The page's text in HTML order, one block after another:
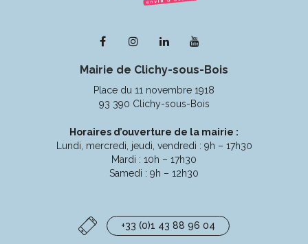
Lien
le
compte
Facebook
Lien
le
compte
Instagram
Lien
le
compte
Linkedin
la
chaîne
Youtube
Mairie de Clichy-sous-Bois
Place du 11 novembre 1918
93 390 Clichy-sous-Bois
Horaires d’ouverture de la mairie :
Lundi, mercredi, jeudi, vendredi : 9h – 17h30
Mardi : 10h – 17h30
Samedi : 9h – 12h30
+33 (0)1 43 88 96 04